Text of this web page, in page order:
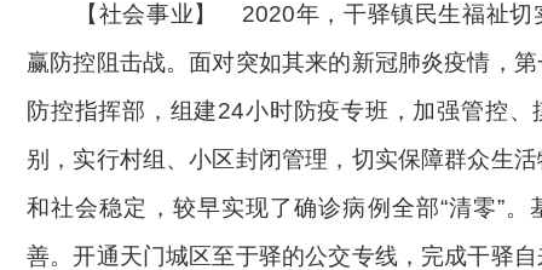
【社会事业】
2020年，干驿镇民生福祉切
赢防控阻击战。面对突如其来的新冠肺炎疫情，
防控指挥部，组建24小时防疫专班，加强管控、
别，实行村组、小区封闭管理，切实保障群众生
和社会稳定，较早实现了确诊病例全部“清零”。
善。开通天门城区至于驿的公交专线，完成干驿